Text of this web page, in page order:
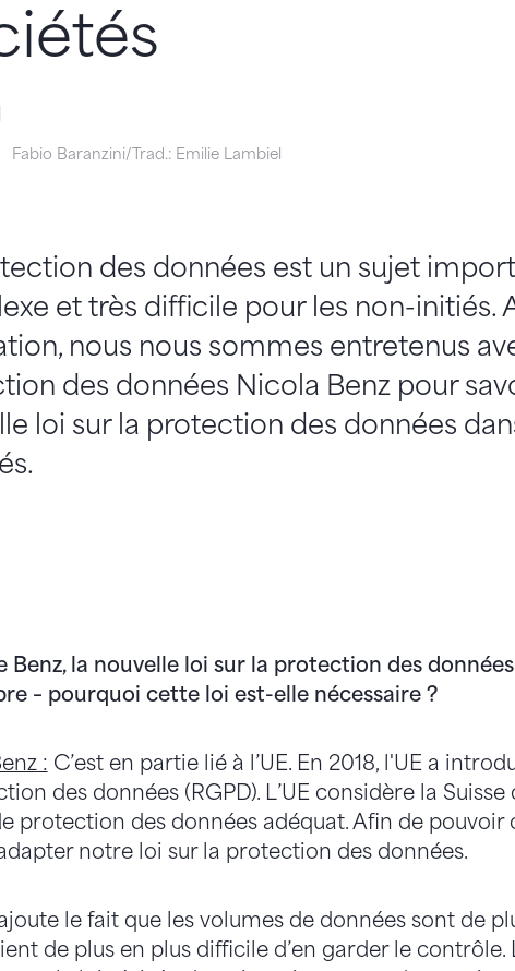
Fabio Baranzini/Trad.: Emilie Lambiel
des données est un sujet
et très difficile pour les non-initiés.
nous nous sommes entretenus
des données Nicola Benz pour
loi sur la protection des données
Benz, la nouvelle loi sur la protection des
– pourquoi cette loi est-elle nécessaire ?
: C’est en partie lié à l’UE. En 2018, l'UE a
des données (RGPD). L’UE considère la
protection des données adéquat. Afin de pouvoir
notre loi sur la protection des données.
le fait que les volumes de données sont de
de plus en plus difficile d’en garder le contrôle.